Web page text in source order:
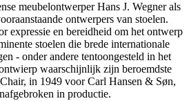
meubelontwerper Hans J. Wegner als
ontwerpers van stoelen.
expressie en bereidheid om het ontwerp
stoelen die brede internationale
- onder andere tentoongesteld in het
waarschijnlijk zijn beroemdste
in 1949 voor Carl Hansen & Søn,
in productie.